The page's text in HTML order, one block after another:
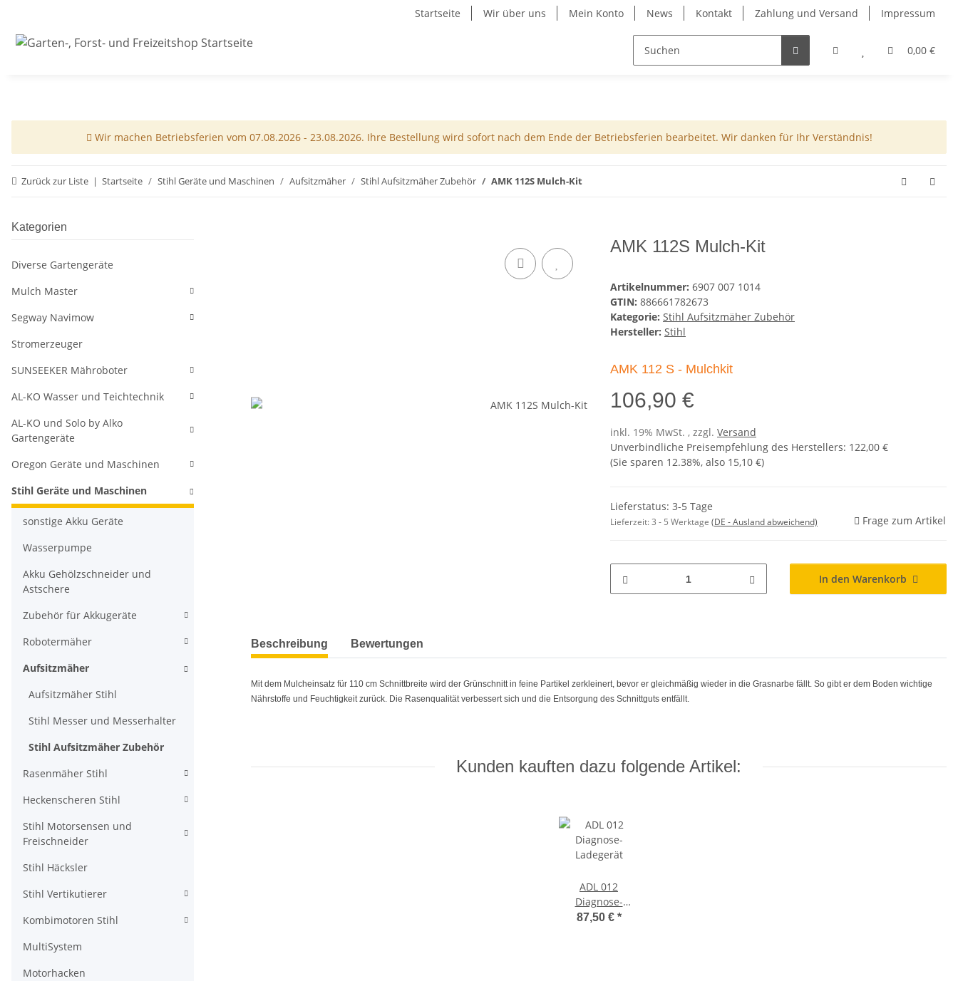
Startseite Wir über uns Mein Konto News Kontakt Zahlung und Versand Impressum
0,00 €
Wir machen Betriebsferien vom 07.08.2026 - 23.08.2026. Ihre Bestellung wird sofort nach dem Ende der Betriebsferien bearbeitet. Wir danken für Ihr Verständnis!
Zurück zur Liste Startseite Stihl Geräte und Maschinen Aufsitzmäher Stihl Aufsitzmäher Zubehör AMK 112S Mulch-Kit
AMK 112S Mulch-Kit
Artikelnummer: 6907 007 1014
GTIN: 886661782673
Kategorie: Stihl Aufsitzmäher Zubehör
Hersteller: Stihl
AMK 112 S - Mulchkit
106,90 €
inkl. 19% MwSt. , zzgl. Versand
Unverbindliche Preisempfehlung des Herstellers: 122,00 €
(Sie sparen 12.38%, also 15,10 €)
Lieferstatus: 3-5 Tage
Lieferzeit:3 - 5 Werktage (DE - Ausland abweichend) Frage zum Artikel
In den Warenkorb
weitere Registerkarten anzeigen
Beschreibung Bewertungen
Mit dem Mulcheinsatz für 110 cm Schnittbreite wird der Grünschnitt in feine Partikel zerkleinert, bevor er gleichmäßig wieder in die Grasnarbe fällt. So gibt er dem Boden wichtige
Nährstoffe und Feuchtigkeit zurück. Die Rasenqualität verbessert sich und die Entsorgung des Schnittguts entfällt.
Kunden kauften dazu folgende Artikel:
ADL 012
Diagnose-
Ladegerät
87,50 € *
Kategorien
Diverse Gartengeräte
Mulch Master
Segway Navimow
Stromerzeuger
SUNSEEKER Mähroboter
AL-KO Wasser und Teichtechnik
AL-KO und Solo by Alko
Gartengeräte
Oregon Geräte und Maschinen
Stihl Geräte und Maschinen
sonstige Akku Geräte
Wasserpumpe
Akku Gehölzschneider und
Astschere
Zubehör für Akkugeräte
Robotermäher
Aufsitzmäher
Aufsitzmäher Stihl
Stihl Messer und Messerhalter
Stihl Aufsitzmäher Zubehör
Rasenmäher Stihl
Heckenscheren Stihl
Stihl Motorsensen und
Freischneider
Stihl Häcksler
Stihl Vertikutierer
Kombimotoren Stihl
MultiSystem
Motorhacken